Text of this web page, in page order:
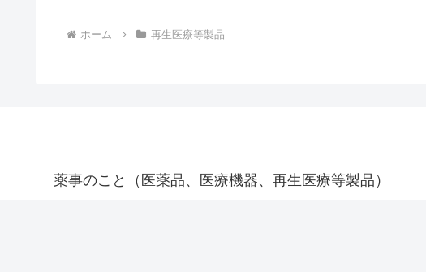
ホーム 再生医療等製品
薬事のこと（医薬品、医療機器、再生医療等製品）